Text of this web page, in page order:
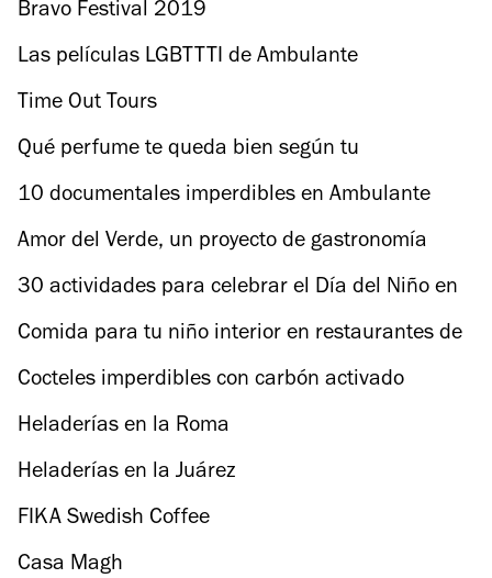
Bravo Festival 2019
Las películas LGBTTTI de Ambulante
Time Out Tours
Qué perfume te queda bien según tu
personalidad
10 documentales imperdibles en Ambulante
2019
Amor del Verde, un proyecto de gastronomía
cannábica
30 actividades para celebrar el Día del Niño en
la CDMX
Comida para tu niño interior en restaurantes de
la CDMX
Cocteles imperdibles con carbón activado
Heladerías en la Roma
Heladerías en la Juárez
FIKA Swedish Coffee
Casa Magh